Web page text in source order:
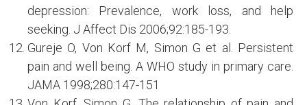
depression: Prevalence, work loss, and help
seeking. J Affect Dis 2006;92:185-193.
Gureje O, Von Korf M, Simon G et al. Persistent
pain and well being. A WHO study in primary care.
JAMA 1998;280:147-151